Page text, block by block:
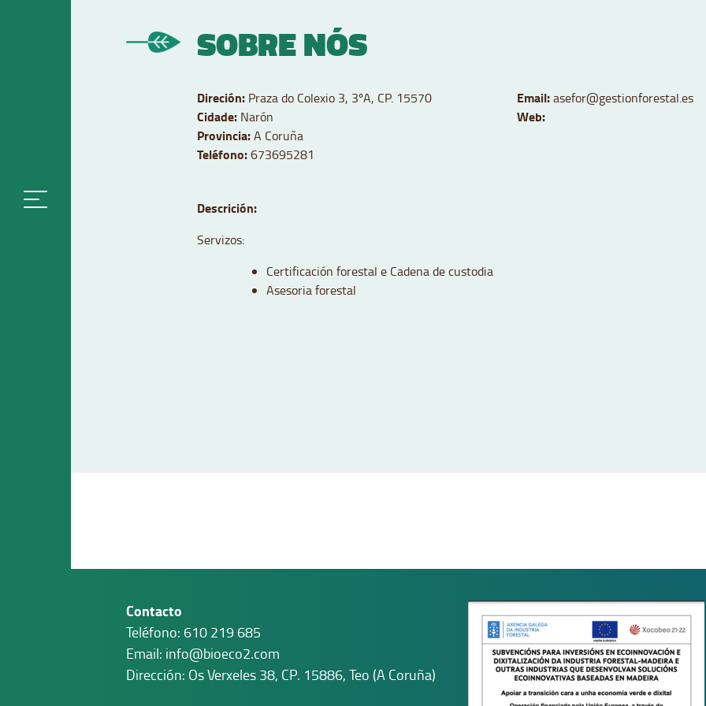
SOBRE NÓS
Direción: Praza do Colexio 3, 3ºA, CP. 15570
Cidade: Narón
Provincia:A Coruña
Teléfono:673695281
Email:asefor@gestionforestal.es
Web:
Descrición:
Servizos:
Certificación forestal e Cadena de custodia
Asesoria forestal
Contacto
Teléfono: 610 219 685
Email: info@bioeco2.com
Dirección: Os Verxeles 38, CP. 15886, Teo (A Coruña)